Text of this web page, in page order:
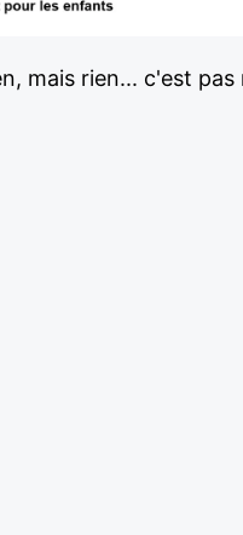
mais rien... c'est pas